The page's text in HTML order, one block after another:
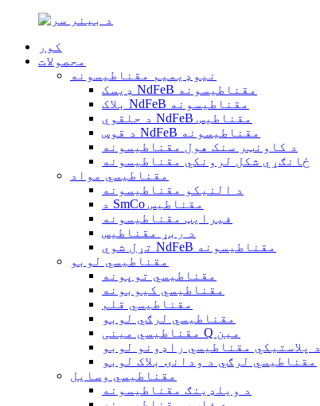
کور
محصولات
نیوډیمیم مقناطیسونه
ډیسک NdFeB مقناطیسونه
بلاک NdFeB مقناطیسونه
د حلقوي NdFeB مقناطیس
د قوس NdFeB مقناطیسونه
د کاونټر سنک هول مقناطیسونه
ځانګړي شکل لرونکي مقناطیسونه
مقناطیسي مواد
د النیکو مقناطیسونه
د SmCo مقناطیس
فیرایټ مقناطیسونه
د ربړ مقناطیس
تړل شوي NdFeB مقناطیسونه
مقناطیسي لوبو
مقناطیسي توپونه
مقناطیسي کیوبونه
مقناطیسي قلم
مقناطیسي لرګي لوبو
مقناطیسي مینی Q مین
د پلاستيکي مقناطیسي راډونو لوبو
مقناطیسي لرګي د ودانۍ بلاک لوبو
مقناطیسي وسایل
د ویلډینګ مقناطیسونه